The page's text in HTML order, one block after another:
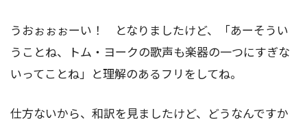
うおぉぉぉーい！ となりましたけど、「あーそうい
うことね、トム・ヨークの歌声も楽器の一つにすぎな
いってことね」と理解のあるフリをしてね。
仕方ないから、和訳を見ましたけど、どうなんですか